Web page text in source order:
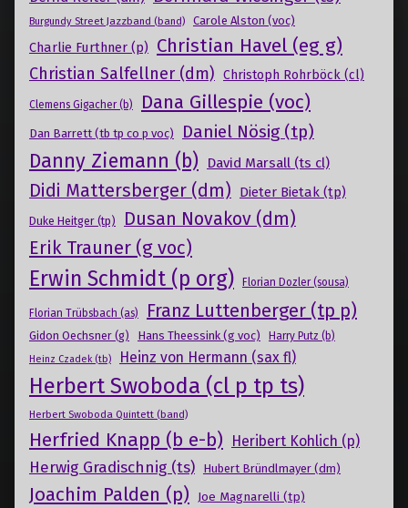
Burgundy Street Jazzband (band) Carole Alston (voc)
Charlie Furthner (p) Christian Havel (eg g)
Christian Salfellner (dm) Christoph Rohrböck (cl)
Clemens Gigacher (b) Dana Gillespie (voc)
Dan Barrett (tb tp co p voc) Daniel Nösig (tp)
Danny Ziemann (b) David Marsall (ts cl)
Didi Mattersberger (dm) Dieter Bietak (tp)
Duke Heitger (tp) Dusan Novakov (dm)
Erik Trauner (g voc)
Erwin Schmidt (p org) Florian Dozler (sousa)
Florian Trübsbach (as) Franz Luttenberger (tp p)
Gidon Oechsner (g) Hans Theessink (g voc) Harry Putz (b)
Heinz Czadek (tb) Heinz von Hermann (sax fl)
Herbert Swoboda (cl p tp ts)
Herbert Swoboda Quintett (band)
Herfried Knapp (b e-b) Heribert Kohlich (p)
Herwig Gradischnig (ts) Hubert Bründlmayer (dm)
Joachim Palden (p) Joe Magnarelli (tp)